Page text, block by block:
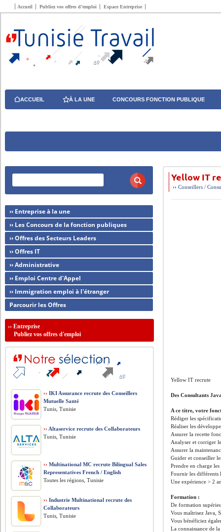
Accueil Publiez vos offres d’emploi Espace Entreprise
ACCUEIL À LA UNE CONCOURS FONCTION PUBLIQUE
Yellow IT
››Conseillers /
Yellow IT recrute
Des Consultants
A ce titre, votre
Rédiger les
Réaliser les
Assurer la recette
Analyser et corriger
Assurer la
Guider et conseiller
Prendre en charge
Fournir les différents
Une expérience > 2
Formation :
De formation
Vous maîtrisez Java,
Vous bénéficiez
La connaissance de
›› Entreprise à la une
›› Les Concours de la fonction publiques
›› Offres des Secteurs Leaders
›› Offres IT
›› Administrative
›› Emploi Centre d'Appel
›› Immigration emploi à l'étranger
Parcourir les Offres
››Entreprise
Publiez vos offres d'emploi
›› IKI Assurance recrute des Conseillers
Mutuelle Santé
Tunis, Tunisie
›› Altaservice recrute des Collaborateurs
Tunis, Tunisie
›› Multinational MC recrute Bilingual Sales
Representatives French / English
Toutes les régions, Tunisie
›› Industrie Multinational recrute des
Collaborateurs
Tunis, Tunisie